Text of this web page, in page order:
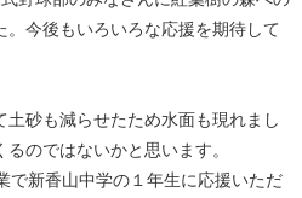
今後もいろいろな応援を期待して
砂も減らせたため水面も現れまし
のではないかと思います。
で新香山中学の１年生に応援いただ